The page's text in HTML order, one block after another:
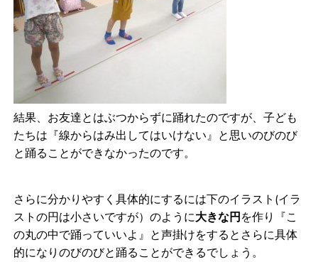
結果、お友達とはぶつからずに踊れたのですが、子ども
たちは『線からはみ出してはいけない』と思いのびのび
と踊ることができなかったのです。
さらに分かりやすく具体的にするには下のイラスト(イラ
ストの円は小さいですが）のように大きな円を作り『こ
の丸の中で踊っていいよ』と声掛けをするとさらに具体
的になりのびのびと踊ることができるでしょう。